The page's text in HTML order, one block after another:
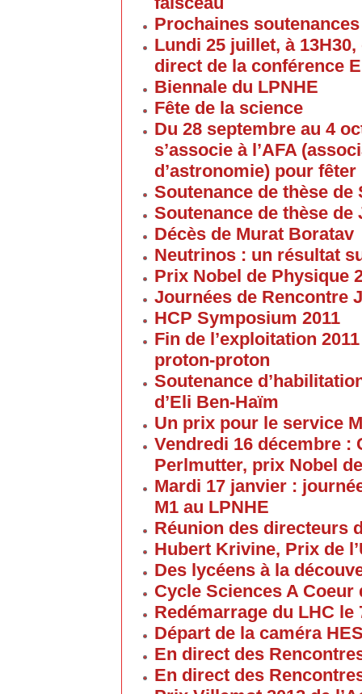
Prochaines
Lundi 25 juillet, à
direct de la conférence
Biennale du LPNHE
Fête de la science
Du 28 septembre au 4
s’associe à l’AFA
d’astronomie) pour fêter
Soutenance de thèse
Soutenance de thèse
Décès de Murat Boratav
Neutrinos : un résultat
Prix Nobel de Physique
Journées de Rencontre
HCP Symposium 2011
Fin de l’exploitation
proton-proton
Soutenance
d’Eli Ben-Haïm
Un prix pour le service
Vendredi 16 décembre :
Perlmutter, prix Nobel
Mardi 17 janvier :
M1 au LPNHE
Réunion des directeurs
Hubert Krivine, Prix de
Des lycéens à la
Cycle Sciences A Coeur
Redémarrage du LHC le
Départ de la caméra
En direct des
En direct des